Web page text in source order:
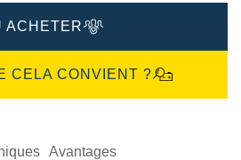
ACHETER
CELA CONVIENT ?
Avantages